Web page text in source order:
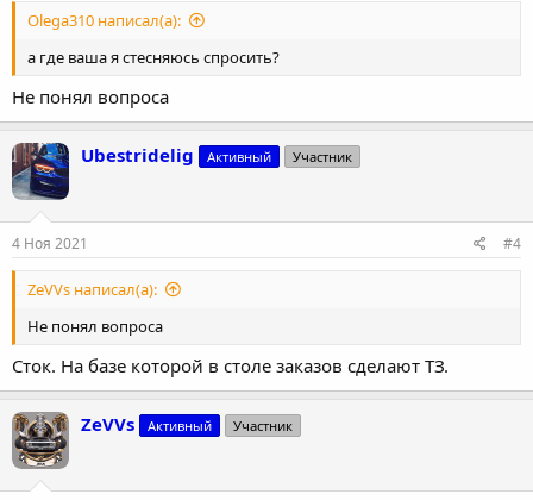
Olega310 написал(а):
а где ваша я стесняюсь спросить?
Не понял вопроса
Ubestridelig Активный Участник
4 Ноя 2021 #4
ZeVVs написал(а):
Не понял вопроса
Сток. На базе которой в столе заказов сделают ТЗ.
ZeVVs Активный Участник